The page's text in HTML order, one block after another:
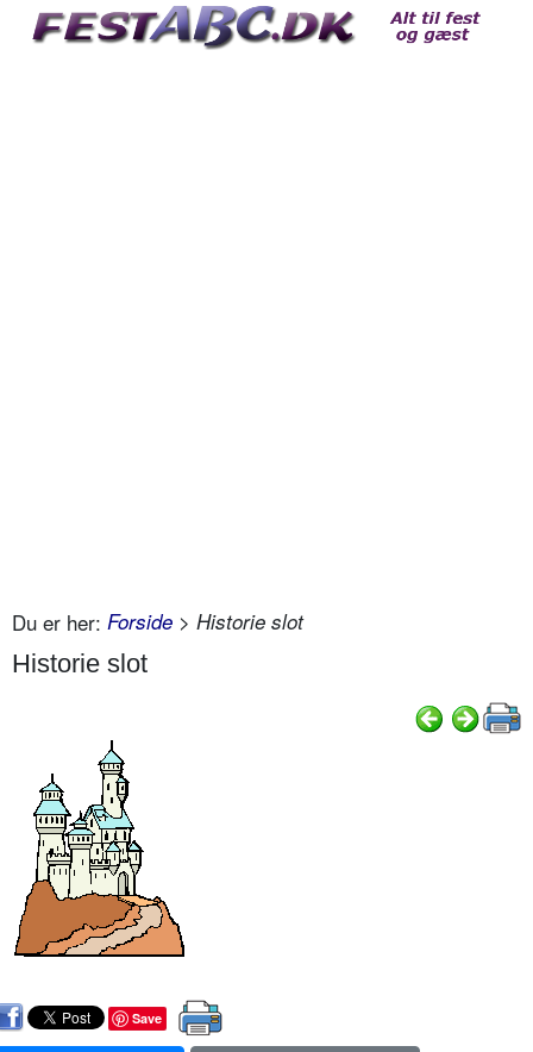
Du er her: Forside > Historie slot
Historie slot
Save